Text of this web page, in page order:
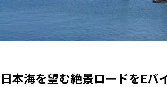
日本海を望む絶景ロードをEバ